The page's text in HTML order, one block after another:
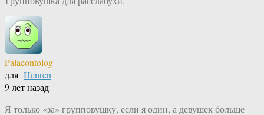
Palaeontolog
для Henren
9 лет назад
Я только «за» групповушку, если я один, а девушек больше